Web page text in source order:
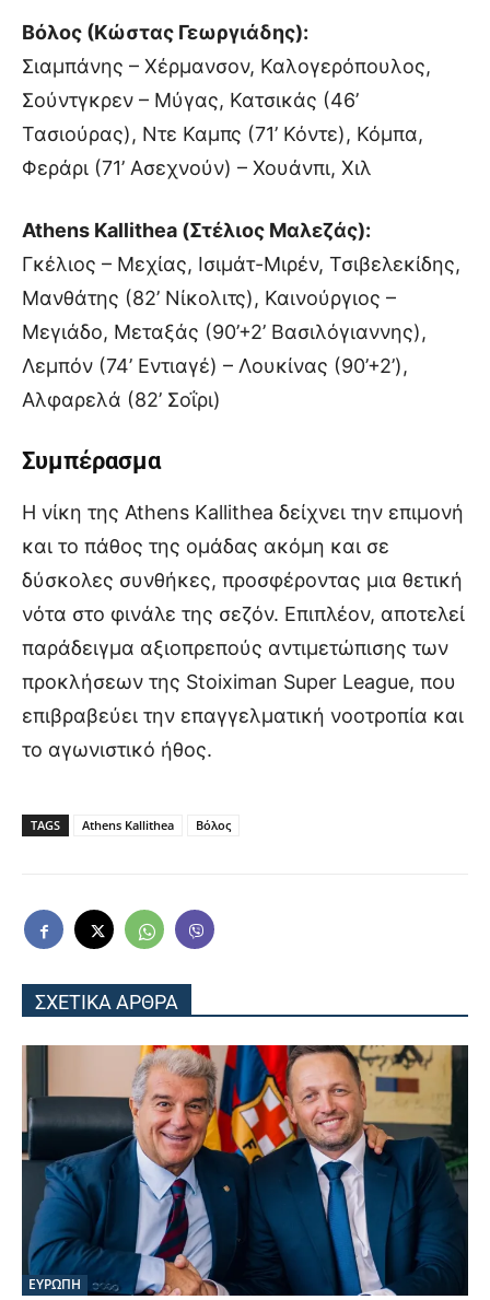
Βόλος (Κώστας Γεωργιάδης):
Σιαμπάνης – Χέρμανσον, Καλογερόπουλος,
Σούντγκρεν – Μύγας, Κατσικάς (46’
Τασιούρας), Ντε Καμπς (71’ Κόντε), Κόμπα,
Φεράρι (71’ Ασεχνούν) – Χουάνπι, Χιλ
Athens Kallithea (Στέλιος Μαλεζάς):
Γκέλιος – Μεχίας, Ισιμάτ-Μιρέν, Τσιβελεκίδης,
Μανθάτης (82’ Νίκολιτς), Καινούργιος –
Μεγιάδο, Μεταξάς (90’+2’ Βασιλόγιαννης),
Λεμπόν (74’ Εντιαγέ) – Λουκίνας (90’+2’),
Αλφαρελά (82’ Σοΐρι)
Συμπέρασμα
Η νίκη της Athens Kallithea δείχνει την επιμονή
και το πάθος της ομάδας ακόμη και σε
δύσκολες συνθήκες, προσφέροντας μια θετική
νότα στο φινάλε της σεζόν. Επιπλέον, αποτελεί
παράδειγμα αξιοπρεπούς αντιμετώπισης των
προκλήσεων της Stoiximan Super League, που
επιβραβεύει την επαγγελματική νοοτροπία και
το αγωνιστικό ήθος.
TAGS Athens Kallithea Βόλος
ΣΧΕΤΙΚΑ ΑΡΘΡΑ
ΕΥΡΩΠΗ